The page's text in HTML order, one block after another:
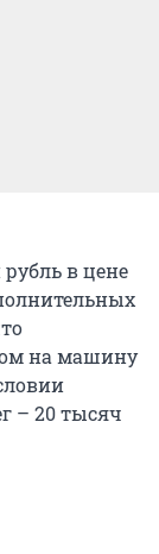
в цене
на машину
– 20 тысяч